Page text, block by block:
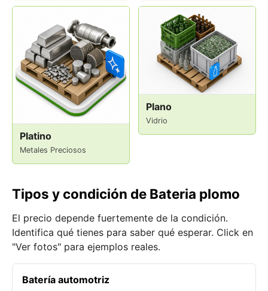
Platino
Metales Preciosos
Plano
Vidrio
Tipos y condición de Bateria plomo
El precio depende fuertemente de la condición.
Identifica qué tienes para saber qué esperar. Click en
"Ver fotos" para ejemplos reales.
Batería automotriz